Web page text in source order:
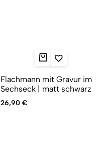
Flachmann mit Gravur im
Sechseck | matt schwarz
26,90 €